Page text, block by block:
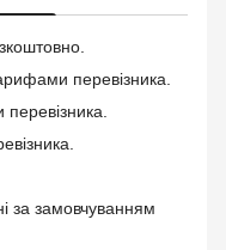
перевізника.
за замовчуванням